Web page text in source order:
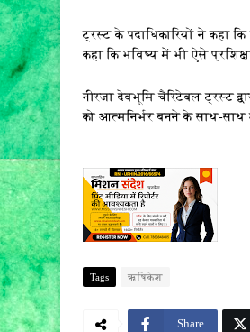
ट्रस्ट के पदाधिकारियों ने कहा
कहा कि भविष्य में भी ऐसे
नीरजा देवभूमि चैरिटेबल ट्रस्ट
को आत्मनिर्भर बनने के साथ-साथ
Tags ऋषिकेश
Share